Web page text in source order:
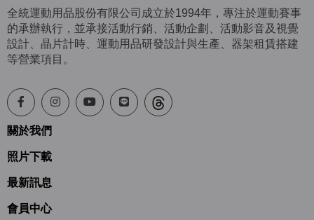
全統運動用品股份有限公司成立於1994年，專注於運動賽事
的承辦執行，並承接活動行銷、活動企劃、活動影音及視覺
設計、晶片計時、運動用品研發設計與生產、器架租賃搭建
等營業項目。
關於我們
照片下載
最新訊息
會員中心